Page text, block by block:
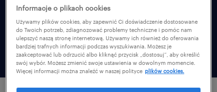
krajowego.
Informacje o plikach cookies
Używamy plików cookies, aby zapewnić Ci doświadczenie dostosowane
do Twoich potrzeb, zdiagnozować problemy techniczne i pomóc nam
ulepszyć naszą stronę internetową. Używamy ich również do oferowania
bardziej trafnych informacji podczas wyszukiwania. Możesz je
zaakceptować lub odrzucić albo kliknąć przycisk „dostosuj”, aby określić
swój wybór. Możesz zmienić swoje ustawienia w dowolnym momencie.
Więcej informacji można znaleźć w naszej polityce plików cookies.